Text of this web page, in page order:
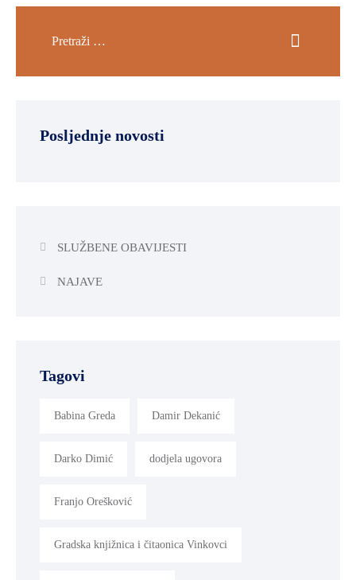
Posljednje novosti
SLUŽBENE OBAVIJESTI
NAJAVE
Tagovi
Babina Greda Damir Dekanić
Darko Dimić dodjela ugovora
Franjo Orešković
Gradska knjižnica i čitaonica Vinkovci